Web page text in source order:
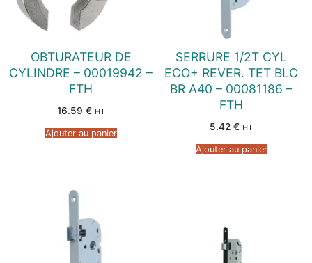
OBTURATEUR DE
CYLINDRE – 00019942 –
FTH
16.59 € HT
Ajouter au panier
SERRURE 1/2T CYL
ECO+ REVER. TET BLC
BR A40 – 00081186 –
FTH
5.42 € HT
Ajouter au panier